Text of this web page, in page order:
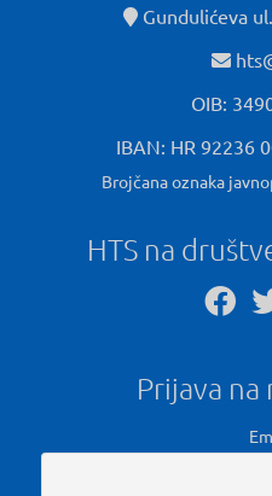
Gundulićeva
OIB:
IBAN: HR 92236
Brojčana oznaka
HTS na
Prijava